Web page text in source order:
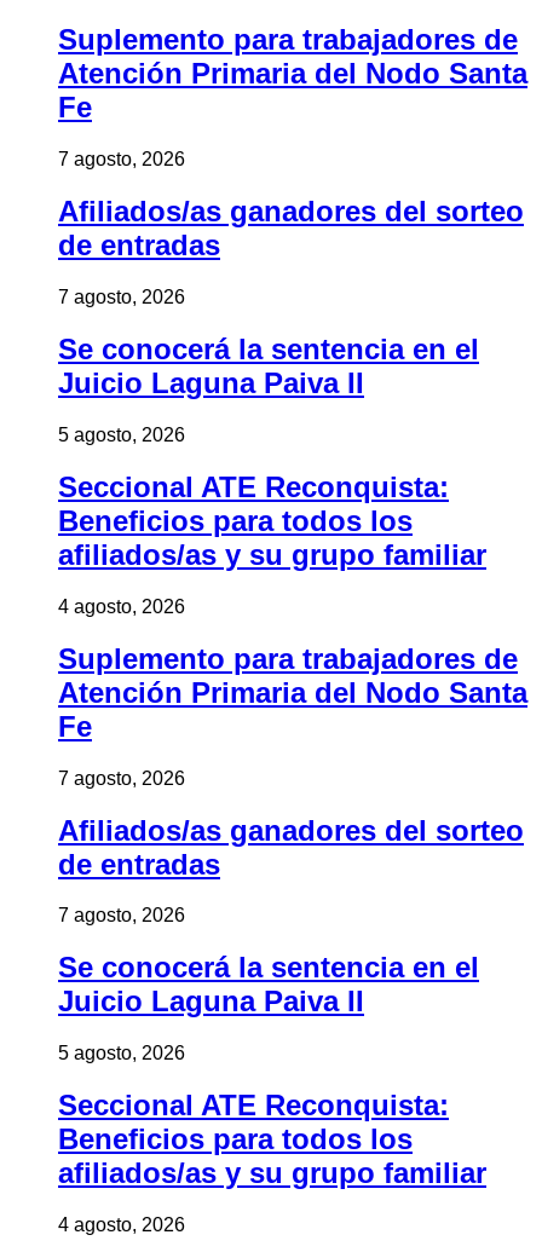
Suplemento para trabajadores de
Atención Primaria del Nodo Santa
Fe
7 agosto, 2026
Afiliados/as ganadores del sorteo
de entradas
7 agosto, 2026
Se conocerá la sentencia en el
Juicio Laguna Paiva II
5 agosto, 2026
Seccional ATE Reconquista:
Beneficios para todos los
afiliados/as y su grupo familiar
4 agosto, 2026
Suplemento para trabajadores de
Atención Primaria del Nodo Santa
Fe
7 agosto, 2026
Afiliados/as ganadores del sorteo
de entradas
7 agosto, 2026
Se conocerá la sentencia en el
Juicio Laguna Paiva II
5 agosto, 2026
Seccional ATE Reconquista:
Beneficios para todos los
afiliados/as y su grupo familiar
4 agosto, 2026